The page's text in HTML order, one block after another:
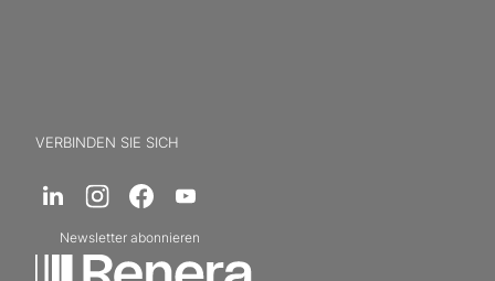
VERBINDEN SIE SICH
Newsletter abonnieren